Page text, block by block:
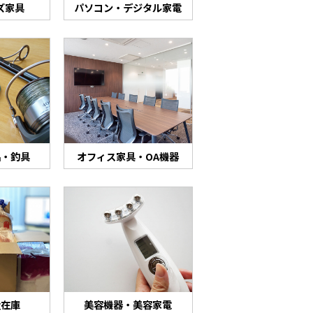
家具 パソコン・デジタル家電
釣具 オフィス家具・OA機器
庫 美容機器・美容家電